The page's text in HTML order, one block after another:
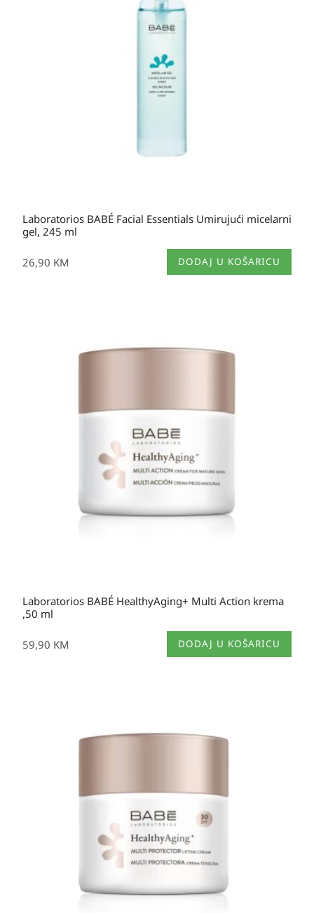
Laboratorios BABÉ Facial Essentials Umirujući micelarni
gel, 245 ml
26,90 KM DODAJ U KOŠARICU
Laboratorios BABÉ HealthyAging+ Multi Action krema
,50 ml
59,90 KM DODAJ U KOŠARICU